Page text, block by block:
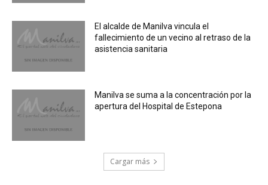
El alcalde de Manilva vincula el
fallecimiento de un vecino al retraso de la
asistencia sanitaria
Manilva se suma a la concentración por la
apertura del Hospital de Estepona
Cargar más